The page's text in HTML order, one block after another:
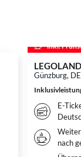
inkl.
Günzburg, DE
E-
nach